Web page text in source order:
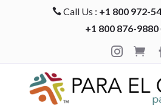
 Call Us : +1 800 972-
+1 800 876-9880

